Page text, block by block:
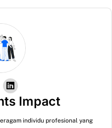
Impact
individu profesional yang